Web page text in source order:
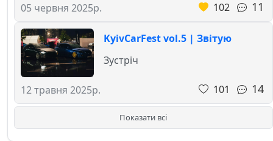
05 червня 2025р. 102 11
KyivCarFest vol.5 | Звітую
12 травня 2025р.
Зустріч
101 14
Показати всі